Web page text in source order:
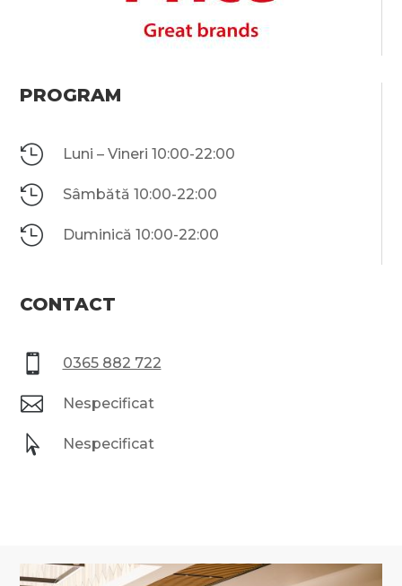
PROGRAM
 Luni – Vineri 10:00-22:00
 Sâmbătă 10:00-22:00
 Duminică 10:00-22:00
CONTACT
 0365 882 722
 Nespecificat
 Nespecificat